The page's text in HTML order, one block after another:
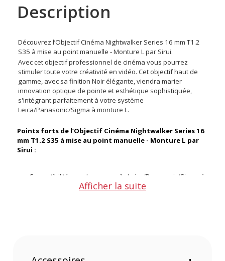
Description
Découvrez l’Objectif Cinéma Nightwalker Series 16 mm T1.2
S35 à mise au point manuelle - Monture L par Sirui.
Avec cet objectif professionnel de cinéma vous pourrez
stimuler toute votre créativité en vidéo. Cet objectif haut de
gamme, avec sa finition Noir élégante, viendra marier
innovation optique de pointe et esthétique sophistiquée,
s'intégrant parfaitement à votre système
Leica/Panasonic/Sigma à monture L.
Points forts de l’Objectif Cinéma Nightwalker Series 16
mm T1.2 S35 à mise au point manuelle - Monture L par
Sirui :
Compatibilité avec les appareils Leica/Panasonic/Sigma à
Afficher la suite